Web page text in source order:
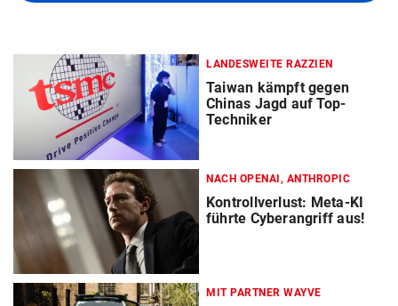
LANDESWEITE RAZZIEN
Taiwan kämpft gegen
Chinas Jagd auf Top-
Techniker
NACH OPENAI, ANTHROPIC
Kontrollverlust: Meta-KI
führte Cyberangriff aus!
MIT PARTNER WAYVE